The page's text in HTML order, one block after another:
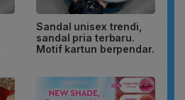
Sandal unisex trendi,
sandal pria terbaru.
Motif kartun berpendar.